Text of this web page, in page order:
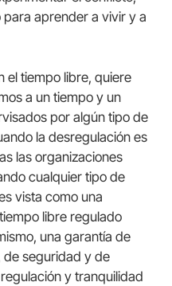
aprender a vivir y a
el tiempo libre, quiere
a un tiempo y un
por algún tipo de
la desregulación es
las organizaciones
cualquier tipo de
vista como una
libre regulado
una garantía de
de seguridad y de
y tranquilidad